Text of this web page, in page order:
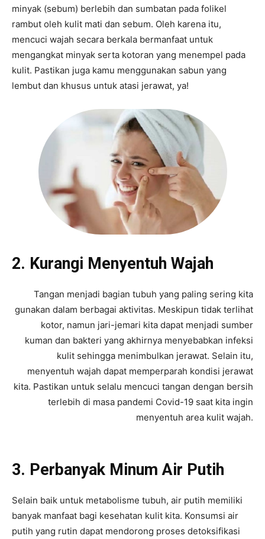
minyak (sebum) berlebih dan sumbatan pada folikel
rambut oleh kulit mati dan sebum. Oleh karena itu,
mencuci wajah secara berkala bermanfaat untuk
mengangkat minyak serta kotoran yang menempel pada
kulit. Pastikan juga kamu menggunakan sabun yang
lembut dan khusus untuk atasi jerawat, ya!
2. Kurangi Menyentuh Wajah
Tangan menjadi bagian tubuh yang paling sering kita
gunakan dalam berbagai aktivitas. Meskipun tidak terlihat
kotor, namun jari-jemari kita dapat menjadi sumber
kuman dan bakteri yang akhirnya menyebabkan infeksi
kulit sehingga menimbulkan jerawat. Selain itu,
menyentuh wajah dapat memperparah kondisi jerawat
kita. Pastikan untuk selalu mencuci tangan dengan bersih
terlebih di masa pandemi Covid-19 saat kita ingin
menyentuh area kulit wajah.
3. Perbanyak Minum Air Putih
Selain baik untuk metabolisme tubuh, air putih memiliki
banyak manfaat bagi kesehatan kulit kita. Konsumsi air
putih yang rutin dapat mendorong proses detoksifikasi